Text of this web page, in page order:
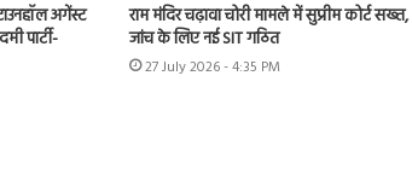
अगेंस्ट
पार्टी-
राम मंदिर चढ़ावा चोरी मामले में सुप्रीम कोर्ट सख्त,
जांच के लिए नई SIT गठित
27 July 2026 - 4:35 PM